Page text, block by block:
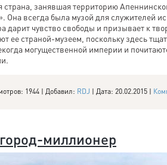
страна, занявшая территорию
Она всегда была музой для служителей
дарит чувство свободы и призывает к
ее страной-музеем, поскольку здесь
могущественной империи и
1944 | Добавил: RDJ | Дата: 20.02.2015 |
миллионер